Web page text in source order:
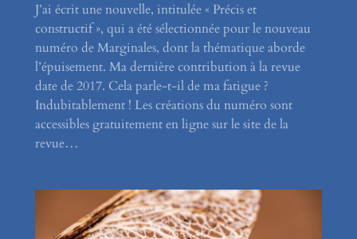
J’ai écrit une nouvelle, intitulée « Précis et
constructif », qui a été sélectionnée pour le nouveau
numéro de Marginales, dont la thématique aborde
l’épuisement. Ma dernière contribution à la revue
date de 2017. Cela parle-t-il de ma fatigue ?
Indubitablement ! Les créations du numéro sont
accessibles gratuitement en ligne sur le site de la
revue…